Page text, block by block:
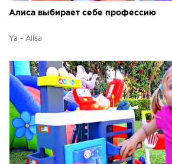
Алиса выбирает себе профессию
Ya - Alisa